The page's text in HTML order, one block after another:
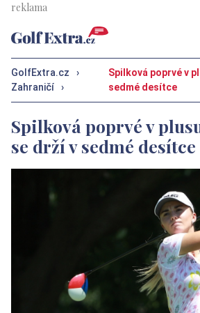
GolfExtra.cz
›
Zahraničí
›
Spilková poprvé v
sedmé desítce
Spilková poprvé v
se drží v sedmé desítce